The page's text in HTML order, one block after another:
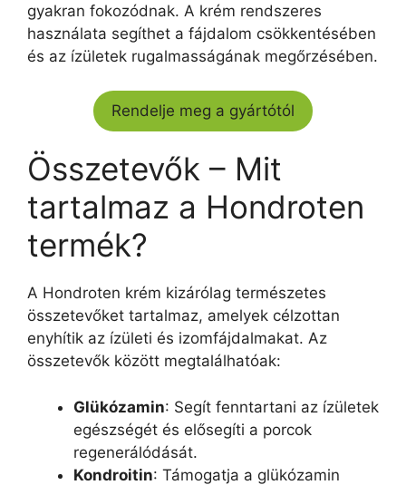
gyakran fokozódnak. A krém rendszeres
használata segíthet a fájdalom csökkentésében
és az ízületek rugalmasságának megőrzésében.
Rendelje meg a gyártótól
Összetevők – Mit
tartalmaz a Hondroten
termék?
A Hondroten krém kizárólag természetes
összetevőket tartalmaz, amelyek célzottan
enyhítik az ízületi és izomfájdalmakat. Az
összetevők között megtalálhatóak:
Glükózamin: Segít fenntartani az ízületek
egészségét és elősegíti a porcok
regenerálódását.
Kondroitin: Támogatja a glükózamin